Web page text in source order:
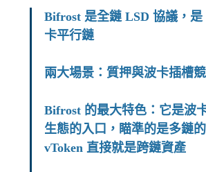
Bifrost 是全鏈 LSD 協議，
卡平行鏈
兩大場景：質押與波卡插槽
Bifrost 的最大特色：它是波
生態的入口，瞄準的是多鏈
vToken 直接就是跨鏈資產